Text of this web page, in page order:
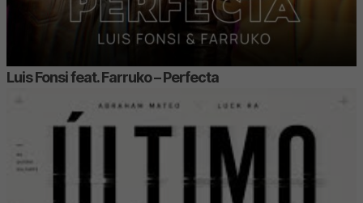
Luis Fonsi feat. Farruko – Perfecta